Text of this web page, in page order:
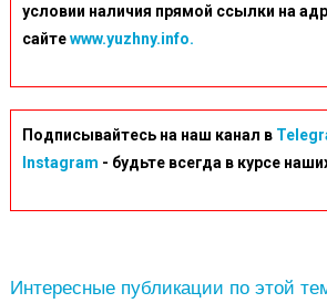
условии наличия прямой ссылки на
сайтеwww.yuzhny.info.
Подписывайтесь на наш канал в
Instagram - будьте всегда в курсе
Интересные публикации по этой